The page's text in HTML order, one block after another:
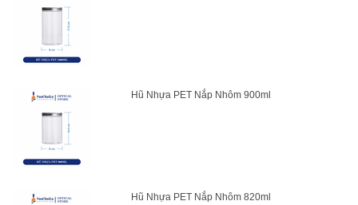
Hũ Nhựa PET Nắp Nhôm 900ml
Hũ Nhựa PET Nắp Nhôm 820ml